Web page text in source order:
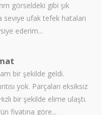
görseldeki gibi şık
ufak tefek hataları
ederim...
bir şekilde geldi.
yok. Parçaları eksiksiz
bir şekilde elime ulaştı.
fiyatına göre...